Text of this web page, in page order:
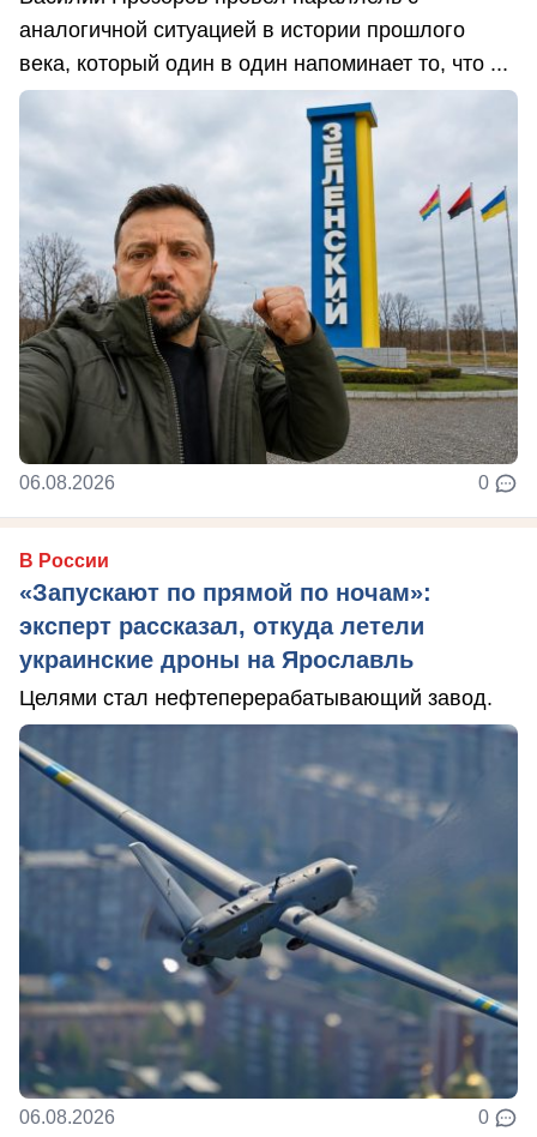
аналогичной ситуацией в истории прошлого
века, который один в один напоминает то, что ...
06.08.2026 0
В России
«Запускают по прямой по ночам»:
эксперт рассказал, откуда летели
украинские дроны на Ярославль
Целями стал нефтеперерабатывающий завод.
06.08.2026 0